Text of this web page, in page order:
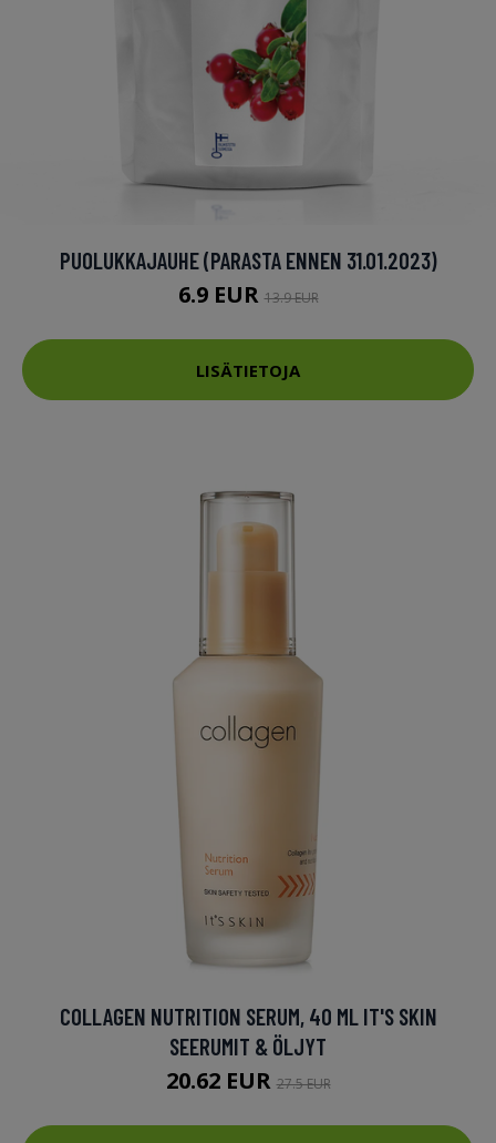
PUOLUKKAJAUHE (PARASTA ENNEN 31.01.2023)
6.9 EUR13.9 EUR
LISÄTIETOJA
COLLAGEN NUTRITION SERUM, 40 ML IT'S SKIN
SEERUMIT & ÖLJYT
20.62 EUR27.5 EUR